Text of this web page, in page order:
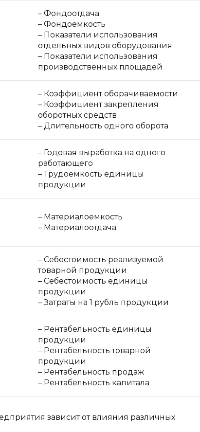
– Фондоотдача
– Фондоемкость
– Показатели использования
отдельных видов оборудования
– Показатели использования
производственных площадей
– Коэффициент оборачиваемости
– Коэффициент закрепления
оборотных средств
– Длительность одного оборота
– Годовая выработка на одного
работающего
– Трудоемкость единицы
продукции
– Материалоемкость
– Материалоотдача
– Себестоимость реализуемой
товарной продукции
– Себестоимость единицы
продукции
– Затраты на 1 рубль продукции
– Рентабельность единицы
продукции
– Рентабельность товарной
продукции
– Рентабельность продаж
– Рентабельность капитала
зависит от влияния различных